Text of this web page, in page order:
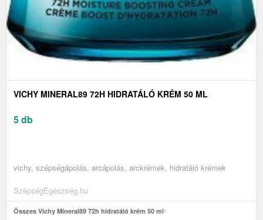
VICHY MINERAL89 72H HIDRATÁLÓ KRÉM 50 ML
5 db
vichy, szépségápolás, arcápolás, arckrémek, hidratáló krémek
SzépségEgészség.hu
Összes Vichy Mineral89 72h hidratáló krém 50 ml